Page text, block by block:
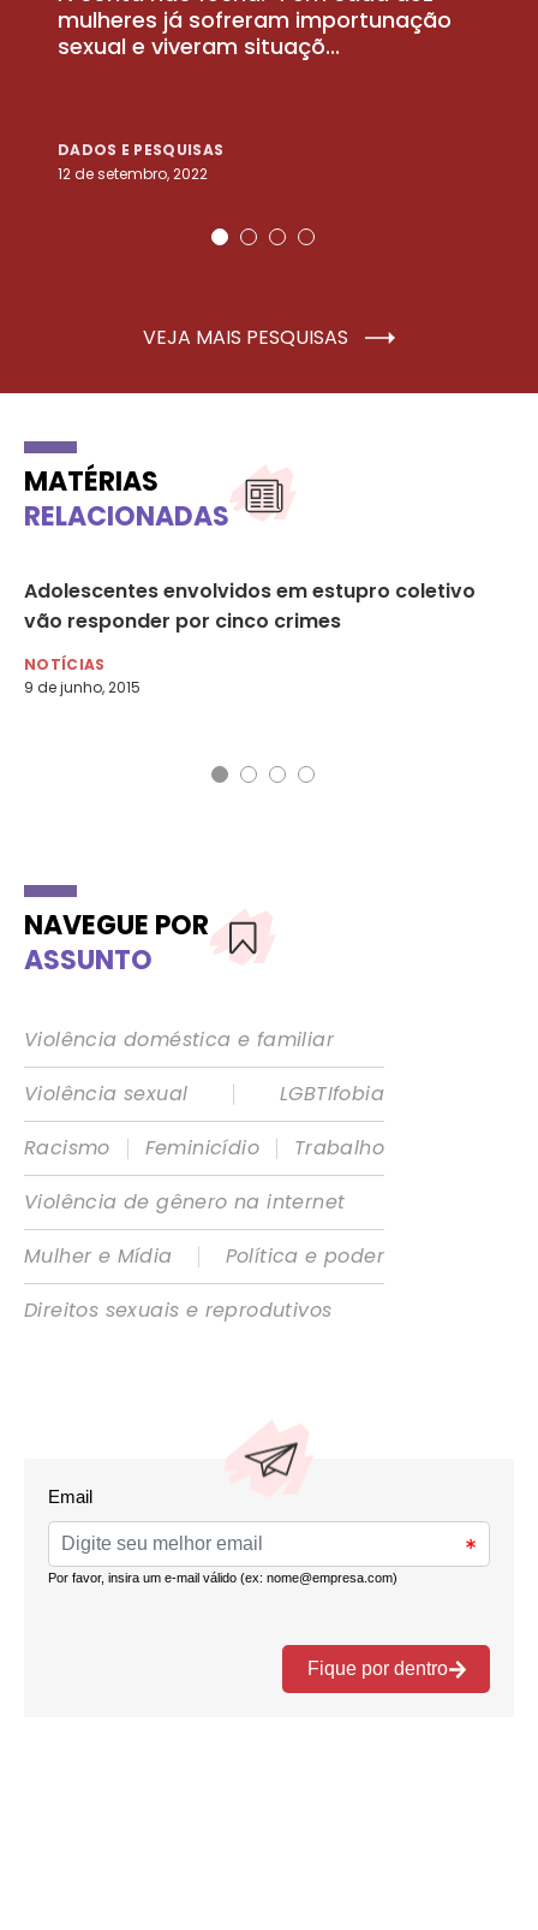
mulheres já sofreram importunação
sexual e viveram situaçõ...
DADOS E PESQUISAS
12 de setembro, 2022
VEJA MAIS PESQUISAS
MATÉRIAS
RELACIONADAS
Adolescentes envolvidos em estupro coletivo
vão responder por cinco crimes
NOTÍCIAS
9 de junho, 2015
NAVEGUE POR
ASSUNTO
Violência doméstica e familiar
Violência sexual
|
LGBTIfobia
Racismo
| Feminicídio |
Trabalho
Violência de gênero na internet
Mulher e Mídia
|
Política e poder
Direitos sexuais e reprodutivos